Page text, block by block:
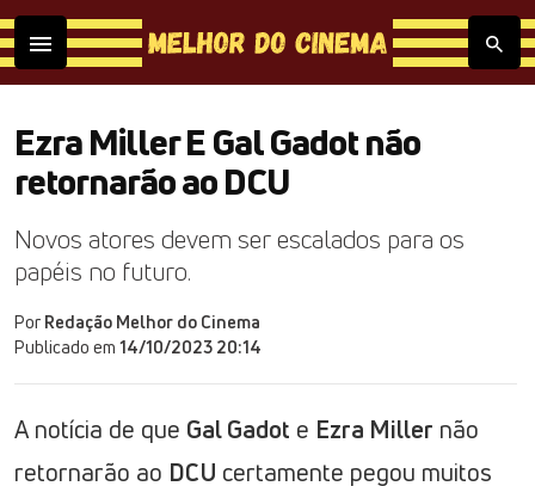
Ezra Miller E Gal Gadot não
retornarão ao DCU
Novos atores devem ser escalados para os
papéis no futuro.
Por Redação Melhor do Cinema
Publicado em 14/10/2023 20:14
A notícia de que Gal Gadot e Ezra Miller não
retornarão ao DCU certamente pegou muitos